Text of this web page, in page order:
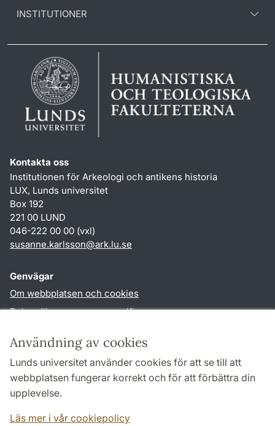
Användning av cookies
Lunds universitet använder cookies för att se till att
webbplatsen fungerar korrekt och för att förbättra din
upplevelse.
Läs mer i vår cookiepolicy
INSTITUTIONER
Kontakta oss
Institutionen för Arkeologi och antikens historia
LUX, Lunds universitet
Box 192
221 00 LUND
046-222 00 00 (vxl)
susanne.karlsson@ark.lu.se
Genvägar
Om webbplatsen och cookies
Behandling av personuppgifter
TYPO3-login
Följ oss i sociala medier